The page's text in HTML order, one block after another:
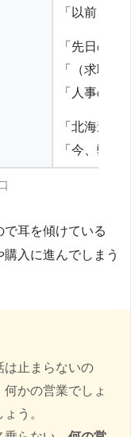
「以前、
「先日の
「（求職
「人事の方
「北海道
「今、弊
耳を傾けている
入に進んでしまう
は止まらないの
かの営業でしょ
う。